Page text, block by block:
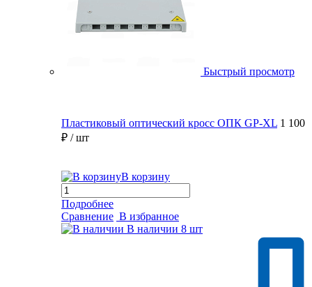
Быстрый просмотр
Пластиковый оптический кросс ОПК GP-XL 1 100
₽ / шт
В корзину
Подробнее
Сравнение В избранное
В наличии 8 шт